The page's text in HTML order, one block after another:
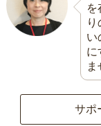
を
い
に
ま
サポ